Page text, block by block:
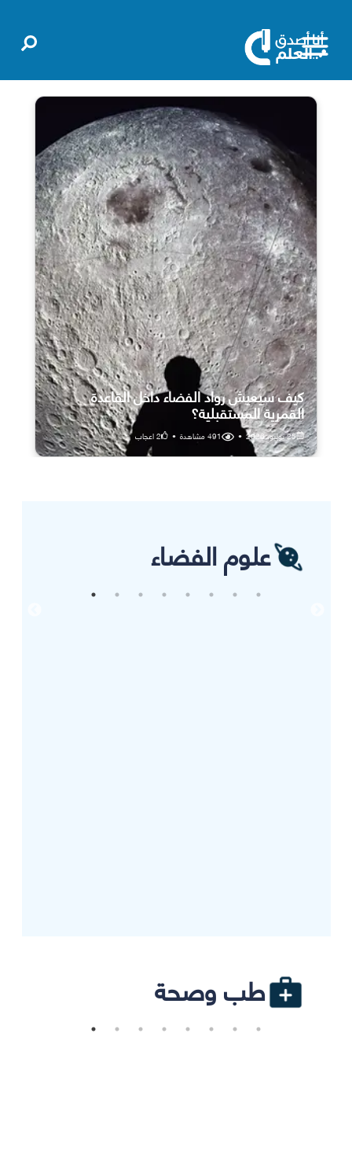
كيف سيعيش رواد الفضاء داخل القاعدة
القمرية المستقبلية؟
25 يوليو، 2026 •
491مشاهدة •
2اعجاب
علوم الفضاء
طب وصحة